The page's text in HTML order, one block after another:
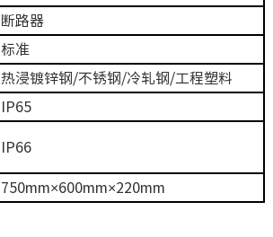
断路器
标准
热浸镀锌钢/不锈钢/冷轧钢/工程塑料
IP65
IP66
750mm×600mm×220mm